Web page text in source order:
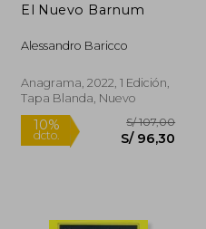
El Nuevo Barnum
Alessandro Baricco
Anagrama, 2022, 1 Edición,
Tapa Blanda, Nuevo